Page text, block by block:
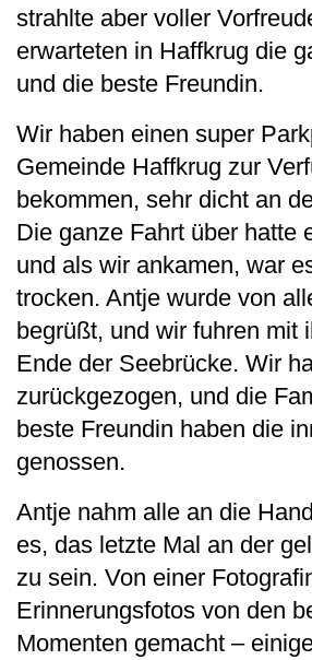
strahlte aber voller
erwarteten in Haffkrug die
und die beste Freundin.
Wir haben einen super
Gemeinde Haffkrug zur
bekommen, sehr dicht an
Die ganze Fahrt über hatte
und als wir ankamen, war
trocken. Antje wurde von
begrüßt, und wir fuhren mit
Ende der Seebrücke. Wir
zurückgezogen, und die
beste Freundin haben die
genossen.
Antje nahm alle an die
es, das letzte Mal an der
zu sein. Von einer
Erinnerungsfotos von den
Momenten gemacht –